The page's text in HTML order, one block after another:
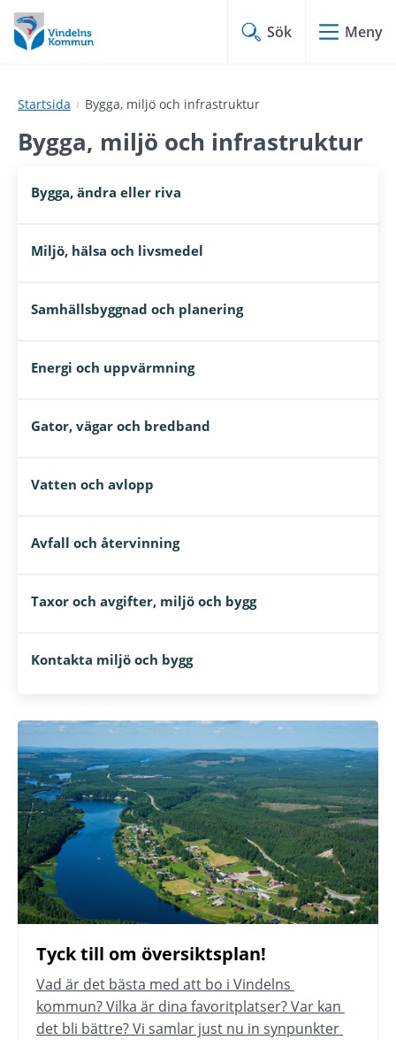
Hoppa
till
innehåll
Hoppa
till
undermeny
Sök Meny
Startsida Bygga, miljö och infrastruktur
Bygga, miljö och infrastruktur
Bygga, ändra eller riva
Miljö, hälsa och livsmedel
Samhällsbyggnad och planering
Energi och uppvärmning
Gator, vägar och bredband
Vatten och avlopp
Avfall och återvinning
Taxor och avgifter, miljö och bygg
Kontakta miljö och bygg
Tyck till om översiktsplan!
Vad är det bästa med att bo i Vindelns
kommun? Vilka är dina favoritplatser? Var kan
det bli bättre? Vi samlar just nu in synpunkter